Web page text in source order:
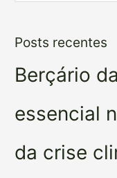
Posts recentes
Berçário
essencial
da crise